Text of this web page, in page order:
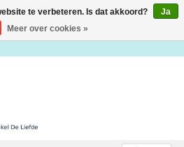
te verbeteren. Is dat akkoord?
Ja
Meer over cookies »